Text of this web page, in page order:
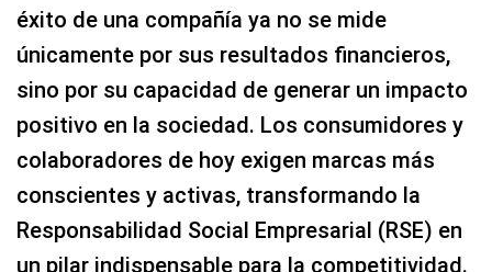
éxito de una compañía ya no se mide
únicamente por sus resultados financieros,
sino por su capacidad de generar un impacto
positivo en la sociedad. Los consumidores y
colaboradores de hoy exigen marcas más
conscientes y activas, transformando la
Responsabilidad Social Empresarial (RSE) en
un pilar indispensable para la competitividad.